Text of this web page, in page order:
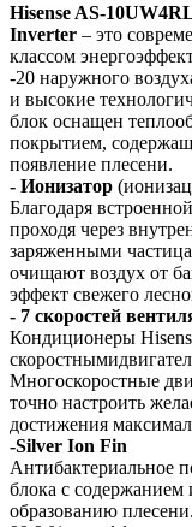
Hisense AS-
Inverter – это
классом
-20 наружного
и высокие
блок оснащен
покрытием,
появление плесени.
- Ионизатор
Благодаря
проходя через
заряженными
очищают воздух от
эффект свежего
- 7 скоростей
Кондиционеры
Многоскоростные
точно настроить
достижения
-Silver Ion Fin
Антибактериальное
блока с содержанием
образованию